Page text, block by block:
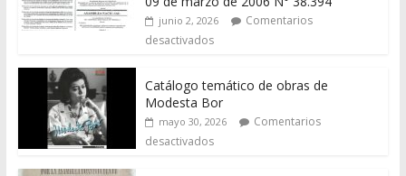
junio 2, 2026
Comentarios
desactivados
Catálogo temático de obras de
Modesta Bor
mayo 30, 2026
Comentarios
desactivados